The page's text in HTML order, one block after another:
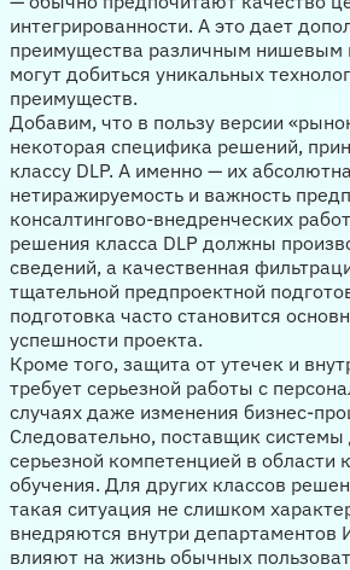
интегрированности. А это дает
преимущества различным нишевым
могут добиться уникальных
преимуществ.
Добавим, что в пользу версии
некоторая специфика решений,
классу DLP. А именно — их
нетиражируемость и важность
консалтингово-внедренческих
решения класса DLP должны
сведений, а качественная
тщательной предпроектной
подготовка часто становится
успешности проекта.
Кроме того, защита от утечек и
требует серьезной работы с
случаях даже изменения бизнес-
Следовательно, поставщик
серьезной компетенцией в области
обучения. Для других классов
такая ситуация не слишком
внедряются внутри департаментов
влияют на жизнь обычных